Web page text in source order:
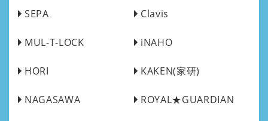
SEPA Clavis
MUL-T-LOCK iNAHO
HORI KAKEN(家研)
NAGASAWA ROYAL★GUARDIAN